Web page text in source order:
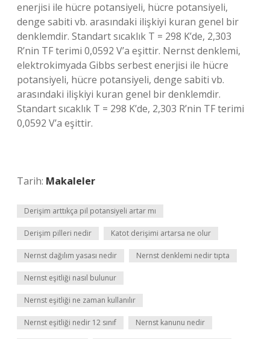
enerjisi ile hücre potansiyeli, hücre potansiyeli,
denge sabiti vb. arasındaki ilişkiyi kuran genel bir
denklemdir. Standart sıcaklık T = 298 K’de, 2,303
R’nin TF terimi 0,0592 V’a eşittir. Nernst denklemi,
elektrokimyada Gibbs serbest enerjisi ile hücre
potansiyeli, hücre potansiyeli, denge sabiti vb.
arasındaki ilişkiyi kuran genel bir denklemdir.
Standart sıcaklık T = 298 K’de, 2,303 R’nin TF terimi
0,0592 V’a eşittir.
Tarih: Makaleler
Derişim arttıkça pil potansiyeli artar mı
Derişim pilleri nedir Katot derişimi artarsa ne olur
Nernst dağılım yasası nedir Nernst denklemi nedir tıpta
Nernst eşitliği nasıl bulunur
Nernst eşitliği ne zaman kullanılır
Nernst eşitliği nedir 12 sınıf Nernst kanunu nedir